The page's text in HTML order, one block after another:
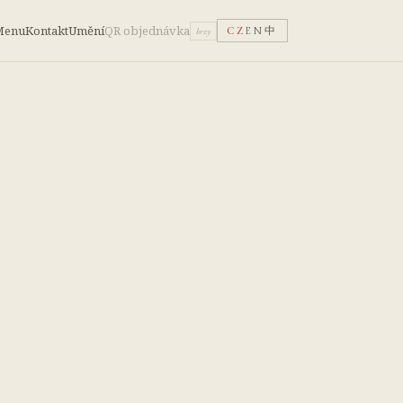
KontaktUměníQR objednávka brzy CZ EN 中